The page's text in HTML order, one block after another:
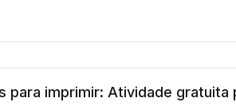
para imprimir: Atividade gratuita